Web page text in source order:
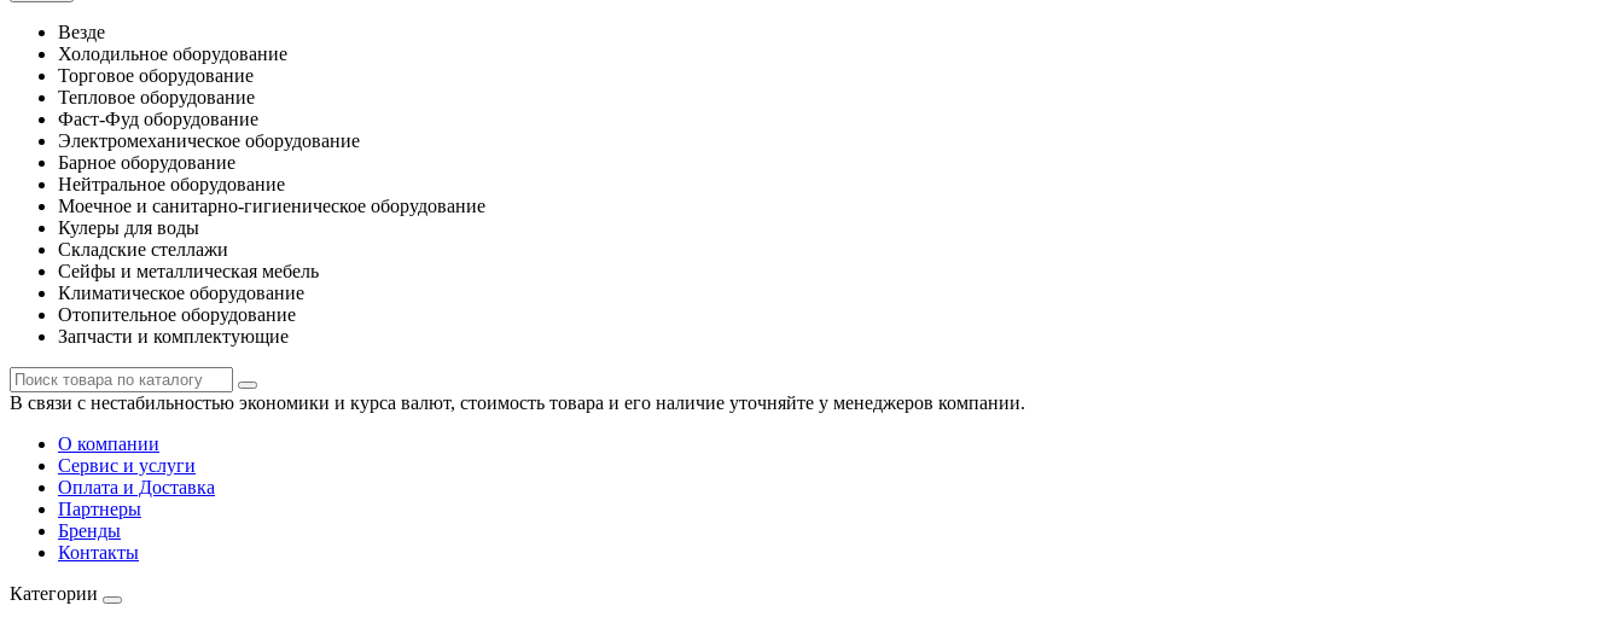
Везде
Холодильное оборудование
Торговое оборудование
Тепловое оборудование
Фаст-Фуд оборудование
Электромеханическое оборудование
Барное оборудование
Нейтральное оборудование
Моечное и санитарно-гигиеническое оборудование
Кулеры для воды
Складские стеллажи
Сейфы и металлическая мебель
Климатическое оборудование
Отопительное оборудование
Запчасти и комплектующие
В связи с нестабильностью экономики и курса валют, стоимость товара и его наличие уточняйте у менеджеров компании.
О компании
Сервис и услуги
Оплата и Доставка
Партнеры
Бренды
Контакты
Категории